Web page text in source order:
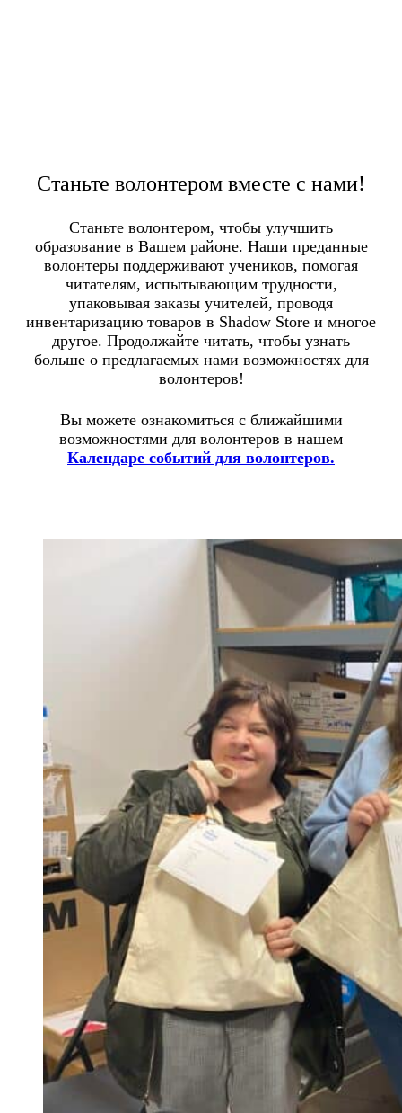
Станьте волонтером вместе с нами!
Станьте волонтером, чтобы улучшить
образование в Вашем районе. Наши преданные
волонтеры поддерживают учеников, помогая
читателям, испытывающим трудности,
упаковывая заказы учителей, проводя
инвентаризацию товаров в Shadow Store и многое
другое. Продолжайте читать, чтобы узнать
больше о предлагаемых нами возможностях для
волонтеров!
Вы можете ознакомиться с ближайшими
возможностями для волонтеров в нашем
Календаре событий для волонтеров.